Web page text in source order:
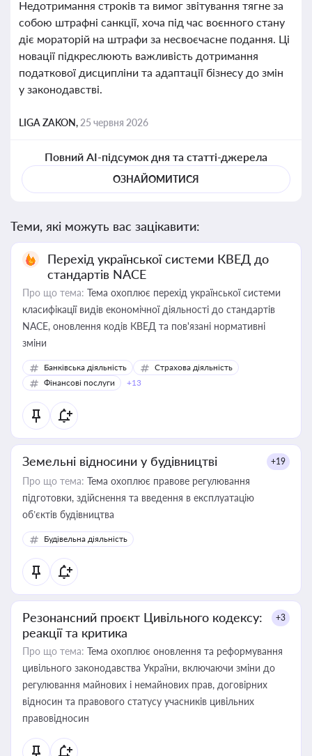
Недотримання строків та вимог звітування тягне за
собою штрафні санкції, хоча під час воєнного стану
діє мораторій на штрафи за несвоєчасне подання. Ці
новації підкреслюють важливість дотримання
податкової дисципліни та адаптації бізнесу до змін
у законодавстві.
LIGA ZAKON, 25 червня 2026
Повний AI-підсумок дня та статті-джерела
ОЗНАЙОМИТИСЯ
Теми, які можуть вас зацікавити:
Перехід української системи КВЕД до
стандартів NACE
Про що тема: Тема охоплює перехід української системи
класифікації видів економічної діяльності до стандартів
NACE, оновлення кодів КВЕД та пов'язані нормативні
зміни
Банківська діяльність
Страхова діяльність
Фінансові послуги
+13
Земельні відносини у будівництві +19
Про що тема: Тема охоплює правове регулювання
підготовки, здійснення та введення в експлуатацію
об’єктів будівництва
Будівельна діяльність
Резонансний проєкт Цивільного кодексу:
реакції та критика
+3
Про що тема: Тема охоплює оновлення та реформування
цивільного законодавства України, включаючи зміни до
регулювання майнових і немайнових прав, договірних
відносин та правового статусу учасників цивільних
правовідносин